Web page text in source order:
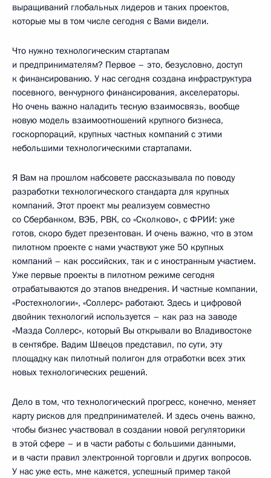
выращиваний глобальных лидеров и таких проектов,
которые мы в том числе сегодня с Вами видели.
Что нужно технологическим стартапам
и предпринимателям? Первое – это, безусловно, доступ
к финансированию. У нас сегодня создана инфраструктура
посевного, венчурного финансирования, акселераторы.
Но очень важно наладить тесную взаимосвязь, вообще
новую модель взаимоотношений крупного бизнеса,
госкорпораций, крупных частных компаний с этими
небольшими технологическими стартапами.
Я Вам на прошлом набсовете рассказывала по поводу
разработки технологического стандарта для крупных
компаний. Этот проект мы реализуем совместно
со Сбербанком, ВЭБ, РВК, со «Сколково», с ФРИИ: уже
готов, скоро будет презентован. И очень важно, что в этом
пилотном проекте с нами участвуют уже 50 крупных
компаний – как российских, так и с иностранным участием.
Уже первые проекты в пилотном режиме сегодня
отрабатываются до этапов внедрения. И частные компании,
«Ростехнологии», «Соллерс» работают. Здесь и цифровой
двойник технологий используется – как раз на заводе
«Мазда Соллерс», который Вы открывали во Владивостоке
в сентябре. Вадим Швецов представил, по сути, эту
площадку как пилотный полигон для отработки всех этих
новых технологических решений.
Дело в том, что технологический прогресс, конечно, меняет
карту рисков для предпринимателей. И здесь очень важно,
чтобы бизнес участвовал в создании новой регуляторики
в этой сфере – и в части работы с большими данными,
и в части правил электронной торговли и других вопросов.
У нас уже есть, мне кажется, успешный пример такой